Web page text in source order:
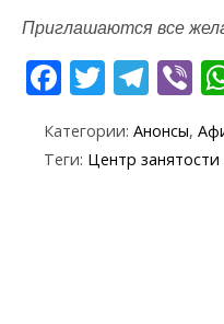
Приглашаются все
F
e
T
itt
er
T
e
Vi
b
Категории: Анонсы,
Теги: Центр